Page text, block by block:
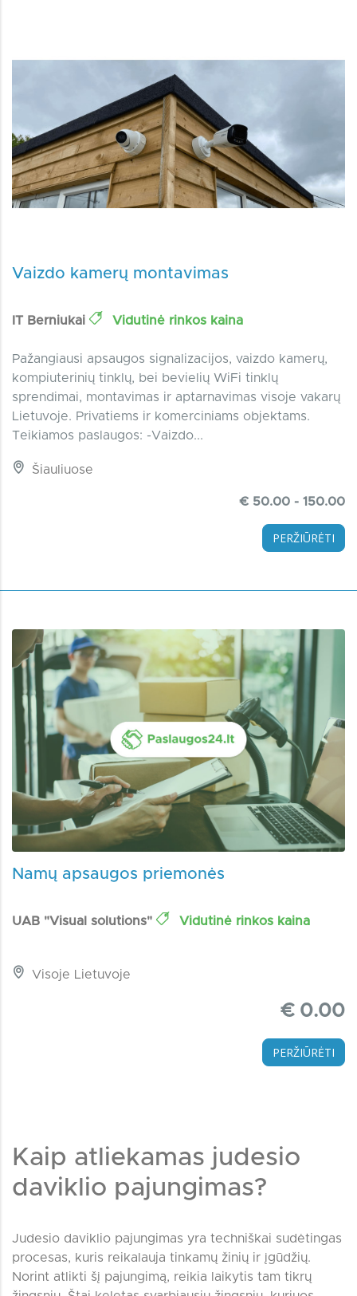
Vaizdo kamerų montavimas
IT Berniukai Vidutinė rinkos kaina
Pažangiausi apsaugos signalizacijos, vaizdo kamerų,
kompiuterinių tinklų, bei bevielių WiFi tinklų
sprendimai, montavimas ir aptarnavimas visoje vakarų
Lietuvoje. Privatiems ir komerciniams objektams.
Teikiamos paslaugos: -Vaizdo...
Šiauliuose
€ 50.00 - 150.00
PERŽIŪRĖTI
Namų apsaugos priemonės
UAB "Visual solutions" Vidutinė rinkos kaina
Visoje Lietuvoje
€ 0.00
PERŽIŪRĖTI
Kaip atliekamas judesio
daviklio pajungimas?
Judesio daviklio pajungimas yra techniškai sudėtingas
procesas, kuris reikalauja tinkamų žinių ir įgūdžių.
Norint atlikti šį pajungimą, reikia laikytis tam tikrų